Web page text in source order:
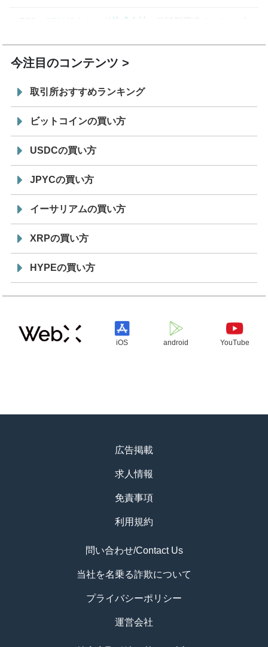
7/29
SBI VCトレード株式会社
信託型円建てステーブル
今注目のコンテンツ
取引所おすすめランキング
ビットコインの買い方
USDCの買い方
JPYCの買い方
イーサリアムの買い方
XRPの買い方
HYPEの買い方
iOS android YouTube
広告掲載
求人情報
免責事項
利用規約
問い合わせ/Contact Us
当社を名乗る詐欺について
プライバシーポリシー
運営会社